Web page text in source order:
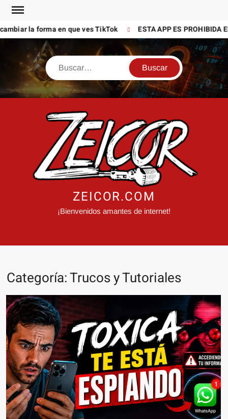
Saltar
contenidola forma en que ves TikTok ESTA APP ES PROHIBIDA
Buscar
ZEICOR.COM
¡Bienvenidos amantes de internet!
Categoría:Trucos y Tutoriales